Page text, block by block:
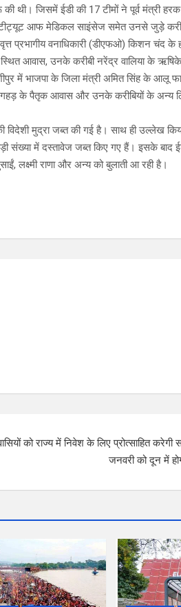
थी। जिसमें ईडी की 17 टीमों ने पूर्व मंत्री
आफ मेडिकल साइंसेज समेत उनसे जुड़े
प्रभागीय वनाधिकारी (डीएफओ) किशन चंद के
आवास, उनके करीबी नरेंद्र वालिया के
में भाजपा के जिला मंत्री अमित सिंह के आलू
के पैतृक आवास और उनके करीबियों के अन्य
मुद्रा जब्त की गई है। साथ ही उल्लेख
संख्या में दस्तावेज जब्त किए गए हैं। इसके बाद
लक्ष्मी राणा और अन्य को बुलाती आ रही है।
को राज्य में निवेश के लिए प्रोत्साहित करेगी
जनवरी को दून में